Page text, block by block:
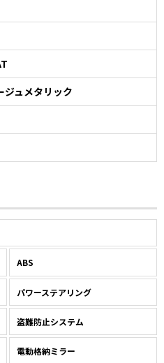
ジュメタリック
ABS
パワーステアリング
盗難防止システム
電動格納ミラー